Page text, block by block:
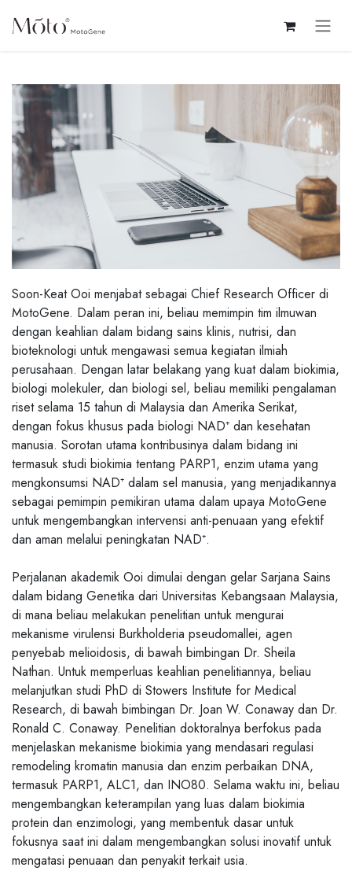
Soon-Keat Ooi menjabat sebagai Chief Research Officer di
MotoGene. Dalam peran ini, beliau memimpin tim ilmuwan
dengan keahlian dalam bidang sains klinis, nutrisi, dan
bioteknologi untuk mengawasi semua kegiatan ilmiah
perusahaan. Dengan latar belakang yang kuat dalam biokimia,
biologi molekuler, dan biologi sel, beliau memiliki pengalaman
riset selama 15 tahun di Malaysia dan Amerika Serikat,
dengan fokus khusus pada biologi NAD⁺ dan kesehatan
manusia. Sorotan utama kontribusinya dalam bidang ini
termasuk studi biokimia tentang PARP1, enzim utama yang
mengkonsumsi NAD⁺ dalam sel manusia, yang menjadikannya
sebagai pemimpin pemikiran utama dalam upaya MotoGene
untuk mengembangkan intervensi anti-penuaan yang efektif
dan aman melalui peningkatan NAD⁺.
Perjalanan akademik Ooi dimulai dengan gelar Sarjana Sains
dalam bidang Genetika dari Universitas Kebangsaan Malaysia,
di mana beliau melakukan penelitian untuk mengurai
mekanisme virulensi Burkholderia pseudomallei, agen
penyebab melioidosis, di bawah bimbingan Dr. Sheila
Nathan. Untuk memperluas keahlian penelitiannya, beliau
melanjutkan studi PhD di Stowers Institute for Medical
Research, di bawah bimbingan Dr. Joan W. Conaway dan Dr.
Ronald C. Conaway. Penelitian doktoralnya berfokus pada
menjelaskan mekanisme biokimia yang mendasari regulasi
remodeling kromatin manusia dan enzim perbaikan DNA,
termasuk PARP1, ALC1, dan INO80. Selama waktu ini, beliau
mengembangkan keterampilan yang luas dalam biokimia
protein dan enzimologi, yang membentuk dasar untuk
fokusnya saat ini dalam mengembangkan solusi inovatif untuk
mengatasi penuaan dan penyakit terkait usia.